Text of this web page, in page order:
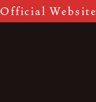
Official Website